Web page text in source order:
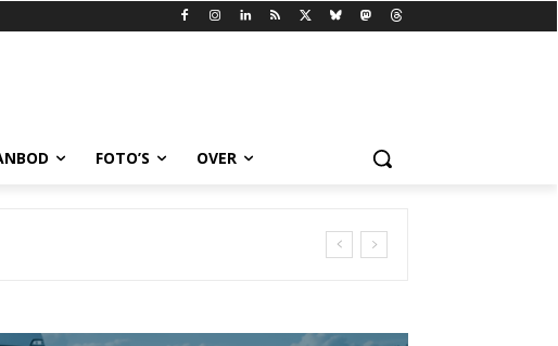
FOTO’S OVER
meer kans om te slagen